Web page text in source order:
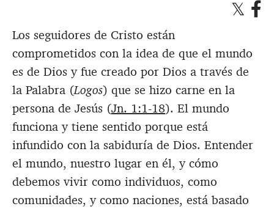
Los seguidores de Cristo están
comprometidos con la idea de que el mundo
es de Dios y fue creado por Dios a través de
la Palabra (Logos) que se hizo carne en la
persona de Jesús (Jn. 1:1-18). El mundo
funciona y tiene sentido porque está
infundido con la sabiduría de Dios. Entender
el mundo, nuestro lugar en él, y cómo
debemos vivir como individuos, como
comunidades, y como naciones, está basado